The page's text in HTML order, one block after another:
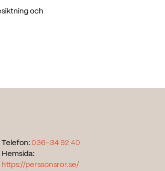
och
Telefon: 036-34 92 40
Hemsida:
https://perssonsror.se/